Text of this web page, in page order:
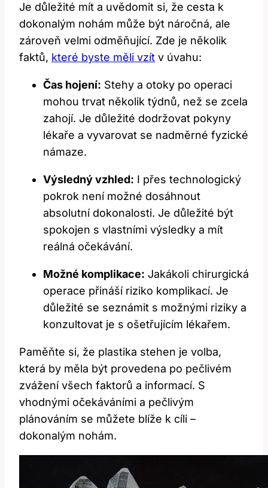
Je důležité mít⁢ a uvědomit ⁤si, že cesta k
dokonalým‌ nohám může být náročná, ale
zároveň velmi odměňující. Zde je několik
faktů, které byste měli vzít v úvahu:
Čas hojení: Stehy a otoky po operaci
mohou trvat několik týdnů, než se zcela
zahojí. Je důležité dodržovat pokyny
lékaře a vyvarovat se nadměrné fyzické‍
námaze.
Výsledný ‍vzhled: I přes technologický
⁢pokrok není možné dosáhnout
absolutní dokonalosti. Je důležité být
spokojen s vlastními výsledky a mít
reálná očekávání.
Možné komplikace: Jakákoli chirurgická
operace přináší riziko komplikací. Je
důležité se seznámit s možnými⁤ riziky a
konzultovat je s ošetřujícím lékařem.
Paměňte si, že plastika stehen je volba,​
která ‌by měla být provedena po pečlivém
zvážení všech faktorů a informací. S
vhodnými očekáváními a pečlivým
plánováním se můžete blíže k ⁤cíli –
dokonalým nohám.